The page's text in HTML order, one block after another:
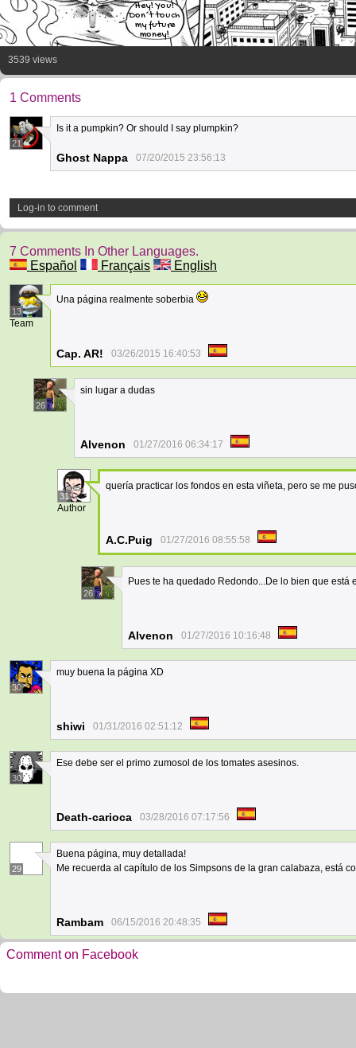
Hey! You!
Don´t touch
my future
money!
3539 views
1 Comments
21
Is it a pumpkin? Or should I say plumpkin?
Ghost Nappa 07/20/2015 23:56:13
Log-in to comment
7 Comments In Other Languages.
Español
Français English
13
Team
Una página realmente soberbia
Cap. AR! 03/26/2015 16:40:53
26
sin lugar a dudas
Alvenon 01/27/2016 06:34:17
31
Author
quería practicar los fondos en esta viñeta, pero se me
A.C.Puig 01/27/2016 08:55:58
26
Pues te ha quedado Redondo...De lo bien que está
Alvenon 01/27/2016 10:16:48
30
muy buena la página XD
shiwi 01/31/2016 02:51:12
30
Ese debe ser el primo zumosol de los tomates asesinos.
Death-carioca 03/28/2016 07:17:56
29
Buena página, muy detallada!
Me recuerda al capítulo de los Simpsons de la gran calabaza, está
Rambam 06/15/2016 20:48:35
Comment on Facebook